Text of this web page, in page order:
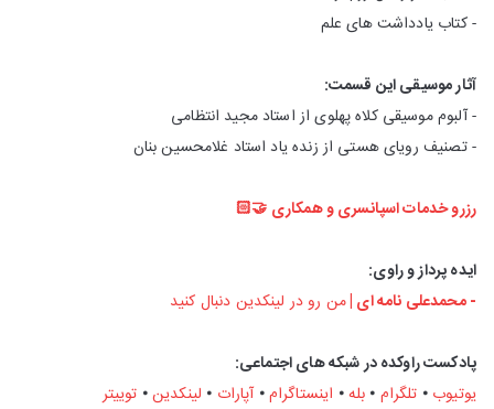
- کتاب یادداشت های علم
آثار موسیقی این قسمت:
- آلبوم موسیقی کلاه پهلوی از استاد مجید انتظامی
- تصنیف رویای هستی از زنده یاد استاد غلامحسین بنان
رزرو خدمات اسپانسری و همکاری 🤝🏻
ایده پرداز و راوی:
- محمدعلی نامه ای |من رو در لینکدین دنبال کنید
پادکست راوکده در شبکه های اجتماعی:
یوتیوب ⦁ تلگرام ⦁ بله⦁ اینستاگرام⦁آپارات ⦁ لینکدین⦁ توییتر